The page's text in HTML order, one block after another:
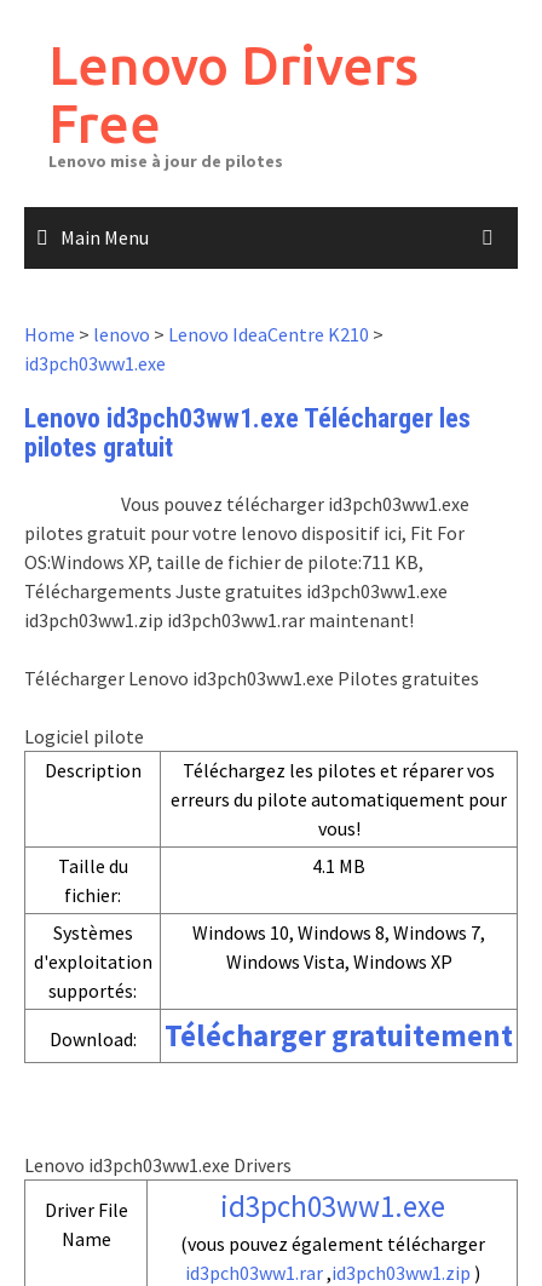
contentLenovo Drivers
Free
Lenovo mise à jour de pilotes
Main Menu
Home > lenovo > Lenovo IdeaCentre K210 >
id3pch03ww1.exe
Lenovo id3pch03ww1.exe Télécharger les
pilotes gratuit
Vous pouvez télécharger id3pch03ww1.exe
pilotes gratuit pour votre lenovo dispositif ici, Fit For
OS:Windows XP, taille de fichier de pilote:711 KB,
Téléchargements Juste gratuites id3pch03ww1.exe
id3pch03ww1.zip id3pch03ww1.rar maintenant!
Télécharger Lenovo id3pch03ww1.exe Pilotes gratuites
Logiciel pilote
Description
Téléchargez les pilotes et réparer vos
erreurs du pilote automatiquement pour
vous!
Taille du
fichier:
4.1 MB
Systèmes
d'exploitation
supportés:
Windows 10, Windows 8, Windows 7,
Windows Vista, Windows XP
Download: Télécharger gratuitement
Lenovo id3pch03ww1.exe Drivers
Driver File
Name
id3pch03ww1.exe
(vous pouvez également télécharger
id3pch03ww1.rar,id3pch03ww1.zip )